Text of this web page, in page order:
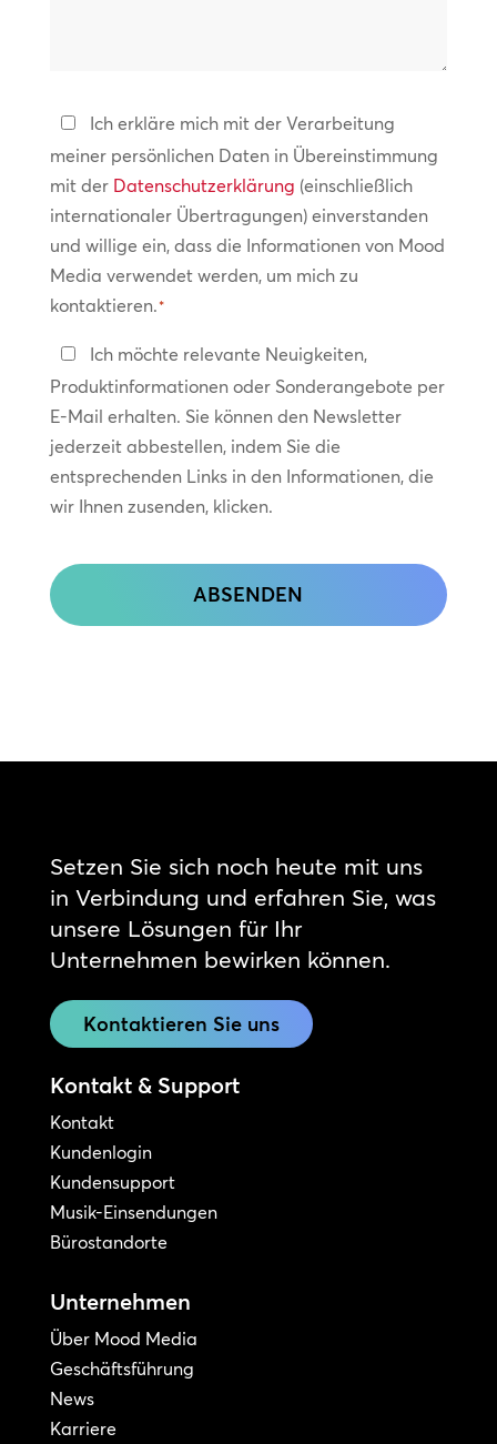
Datenschutzerklärung
*
Ich erkläre mich mit der Verarbeitung
meiner persönlichen Daten in Übereinstimmung
mit der Datenschutzerklärung (einschließlich
internationaler Übertragungen) einverstanden
und willige ein, dass die Informationen von Mood
Media verwendet werden, um mich zu
kontaktieren.*
In
Kontakt
bleiben
Ich möchte relevante Neuigkeiten,
Produktinformationen oder Sonderangebote per
E-Mail erhalten. Sie können den Newsletter
jederzeit abbestellen, indem Sie die
entsprechenden Links in den Informationen, die
wir Ihnen zusenden, klicken.
Setzen Sie sich noch heute mit uns
in Verbindung und erfahren Sie, was
unsere Lösungen für Ihr
Unternehmen bewirken können.
Kontaktieren Sie uns
Kontakt & Support
Kontakt
Kundenlogin
Kundensupport
Musik-Einsendungen
Bürostandorte
Unternehmen
Über Mood Media
Geschäftsführung
News
Karriere